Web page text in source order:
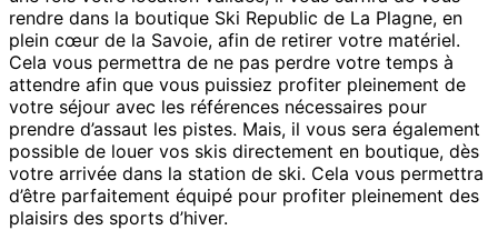
rendre dans la boutique Ski Republic de La Plagne, en
plein cœur de la Savoie, afin de retirer votre matériel.
Cela vous permettra de ne pas perdre votre temps à
attendre afin que vous puissiez profiter pleinement de
votre séjour avec les références nécessaires pour
prendre d’assaut les pistes. Mais, il vous sera également
possible de louer vos skis directement en boutique, dès
votre arrivée dans la station de ski. Cela vous permettra
d’être parfaitement équipé pour profiter pleinement des
plaisirs des sports d’hiver.